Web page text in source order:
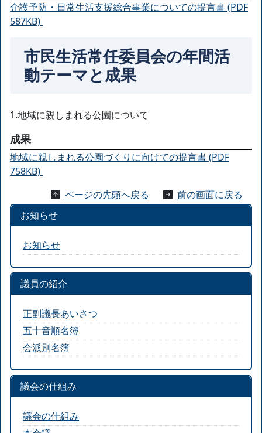
介護予防・日常生活支援総合事業についての提言書 (PDF
587KB)
市民生活常任委員会の年間活
動テーマと成果
1.地域に親しまれる公園について
成果
地域に親しまれる公園づくりに向けての提言書 (PDF
758KB)
ページの先頭へ戻る
前の画面に戻る
お知らせ
お知らせ
議員の紹介
正副議長あいさつ
五十音順名簿
会派別名簿
議会の仕組み
議会の仕組み